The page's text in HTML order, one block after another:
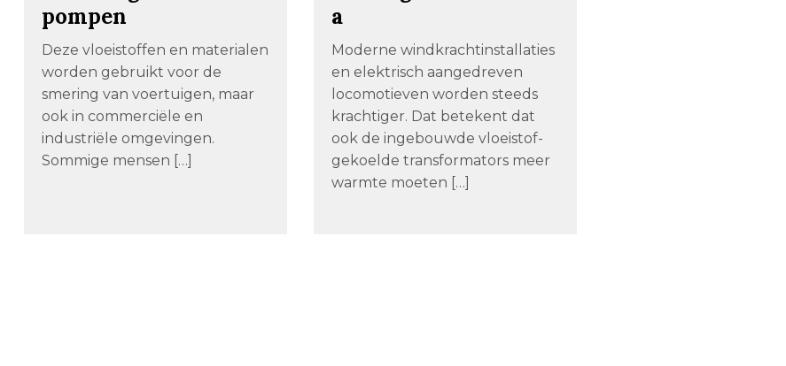
pompen
Deze vloeistoffen en materialen
worden gebruikt voor de
smering van voertuigen, maar
ook in commerciële en
industriële omgevingen.
Sommige mensen […]
a
Moderne windkrachtinstallaties
en elektrisch aangedreven
locomotieven worden steeds
krachtiger. Dat betekent dat
ook de ingebouwde vloeistof-
gekoelde transformators meer
warmte moeten […]